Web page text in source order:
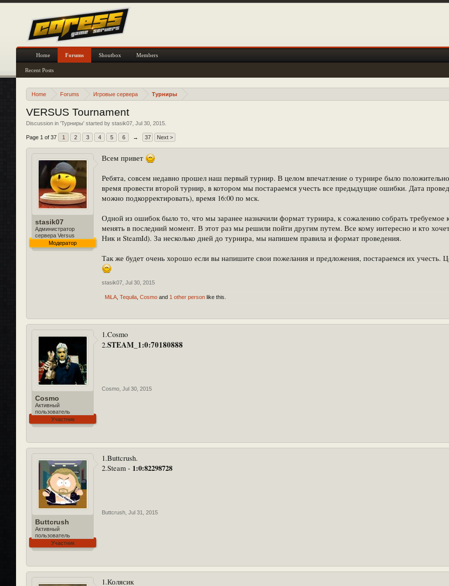
Home Forums Игровые сервера Турниры
VERSUS Tournament
Discussion in 'Турниры' started by stasik07 Jul 30, 2015
Page 1 of 37 1 2 3 4 5 6 → 37 Next >
stasik07
Администратор
сервера Versus
Модератор
Всем привет
Ребята, совсем недавно прошел наш первый турнир. В целом впечатление о турнире было
время провести второй турнир, в котором мы постараемся учесть все предыдущие ошибки. Дата
можно подкорректировать), время 16:00 по мск.
Одной из ошибок было то, что мы заранее назначили формат турнира, к сожалению собрать требуемое
менять в последний момент. В этот раз мы решили пойти другим путем. Все кому интересно и кто
Ник и SteamId). За несколько дней до турнира, мы напишем правила и формат проведения.
Так же будет очень хорошо если вы напишите свои пожелания и предложения, постараемся их учесть.
stasik07 Jul 30, 2015
MiLA Tequila Cosmo and 1 other person like this.
Cosmo
Активный
пользователь
Участник
1.Cosmo
2.STEAM_1:0:70180888
Cosmo Jul 30, 2015
Buttcrush
Активный
пользователь
Участник
1.Buttcrush.
2.Steam - 1:0:82298728
Buttcrush Jul 31, 2015
1.Колясик
Home Forums
Recent Posts
Shoutbox Members